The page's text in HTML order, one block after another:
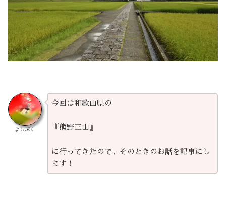
よしぷり
今回は和歌山県の
『熊野三山』
に行ってきたので、そのときのお話を記事にし
ます！